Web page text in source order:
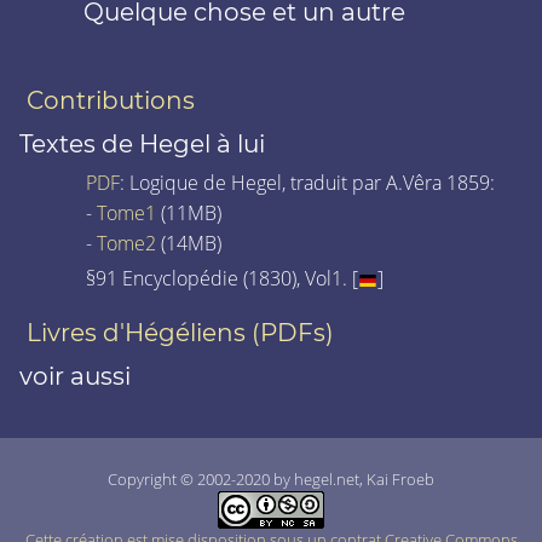
Quelque chose et un autre
Contributions
Textes de Hegel à lui
PDF: Logique de Hegel, traduit par A.Vêra 1859:
-Tome1 (11MB)
-Tome2 (14MB)
§91 Encyclopédie (1830), Vol1. [
]
Livres d'Hégéliens (PDFs)
voir aussi
Copyright © 2002-2020 by hegel.net, Kai Froeb